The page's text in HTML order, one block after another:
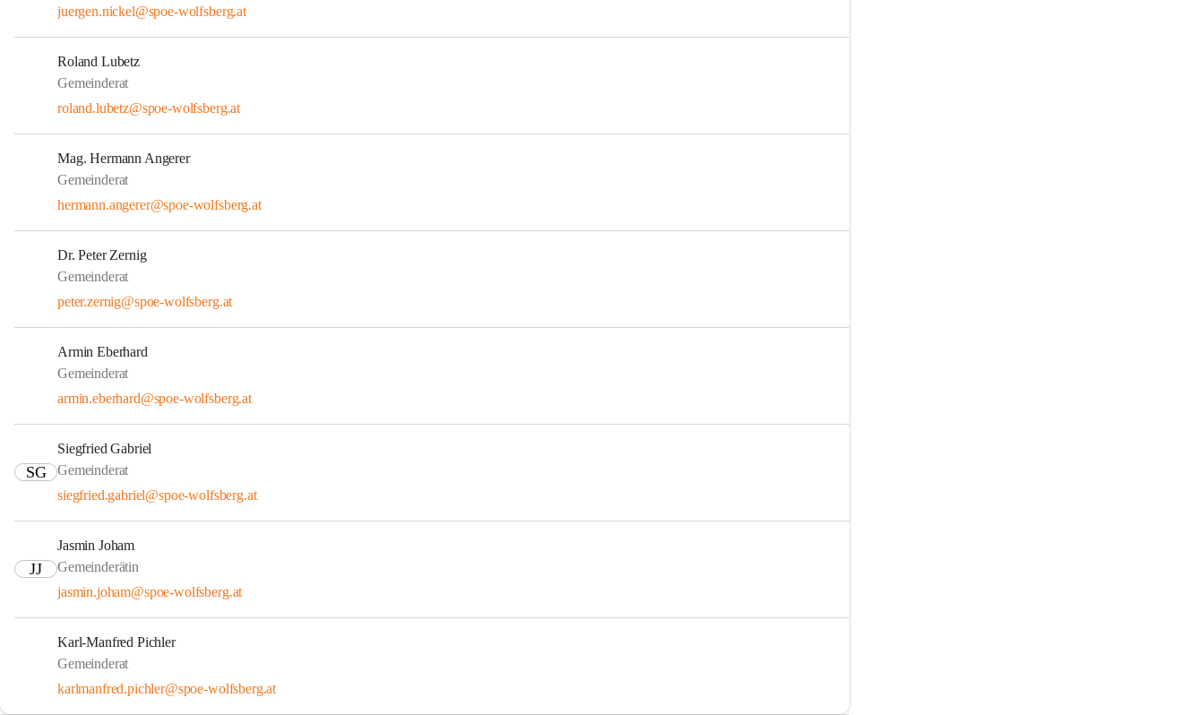
juergen.nickel@spoe-wolfsberg.at
Roland Lubetz
Gemeinderat
roland.lubetz@spoe-wolfsberg.at
Mag. Hermann Angerer
Gemeinderat
hermann.angerer@spoe-wolfsberg.at
Dr. Peter Zernig
Gemeinderat
peter.zernig@spoe-wolfsberg.at
Armin Eberhard
Gemeinderat
armin.eberhard@spoe-wolfsberg.at
SG
Siegfried Gabriel
Gemeinderat
siegfried.gabriel@spoe-wolfsberg.at
JJ
Jasmin Joham
Gemeinderätin
jasmin.joham@spoe-wolfsberg.at
Karl-Manfred Pichler
Gemeinderat
karlmanfred.pichler@spoe-wolfsberg.at